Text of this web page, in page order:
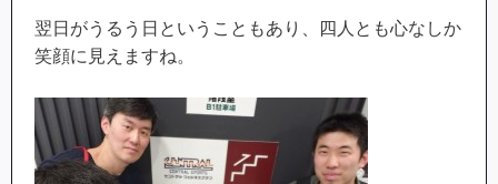
翌日がうるう日ということもあり、四人とも心なしか
笑顔に見えますね。